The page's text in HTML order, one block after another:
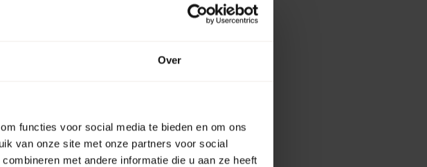
Over
functies voor social media te bieden en om ons
van onze site met onze partners voor social
met andere informatie die u aan ze heeft